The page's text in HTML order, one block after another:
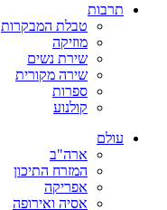
תרבות
טבלת המבקרות
מוזיקה
שירת נשים
שירה מקורית
ספרות
קולנוע
עולם
ארה"ב
המזרח התיכון
אפריקה
אסיה ואירופה